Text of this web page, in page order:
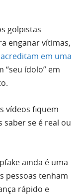
golpistas
enganar vítimas,
acreditam em uma
“seu ídolo” em
vídeos fiquem
saber se é real ou
ainda é uma
pessoas tenham
rápido e